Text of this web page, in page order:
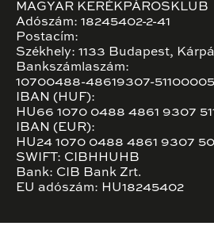
MAGYAR KERÉKPÁROSKLUB
Adószám: 18245402-2-41
Postacím:
Székhely: 1133 Budapest,
Bankszámlaszám:
10700488-48619307-51100005
IBAN (HUF):
HU66 1070 0488 4861 9307
IBAN (EUR):
HU24 1070 0488 4861 9307
SWIFT: CIBHHUHB
Bank: CIB Bank Zrt.
EU adószám: HU18245402